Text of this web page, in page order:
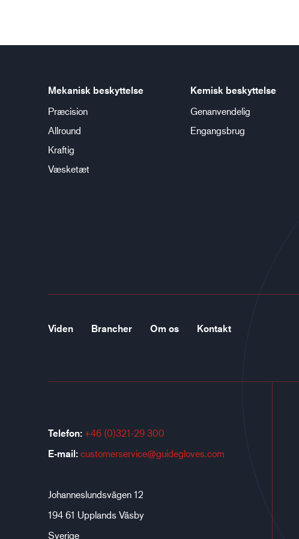
Mekanisk beskyttelse
Præcision
Allround
Kraftig
Væsketæt
Kemisk beskyttelse
Genanvendelig
Engangsbrug
Viden Brancher Om os Kontakt
Telefon: +46 (0)321-29 300
E-mail: customerservice@guidegloves.com
Johanneslundsvägen 12
194 61 Upplands Väsby
Sverige